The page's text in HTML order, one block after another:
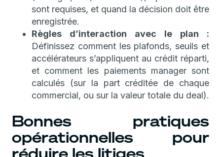
sont requises, et quand la décision doit être
enregistrée.
Règles d’interaction avec le plan :
Définissez comment les plafonds, seuils et
accélérateurs s’appliquent au crédit réparti,
et comment les paiements manager sont
calculés (sur la part créditée de chaque
commercial, ou sur la valeur totale du deal).
Bonnes pratiques
opérationnelles pour